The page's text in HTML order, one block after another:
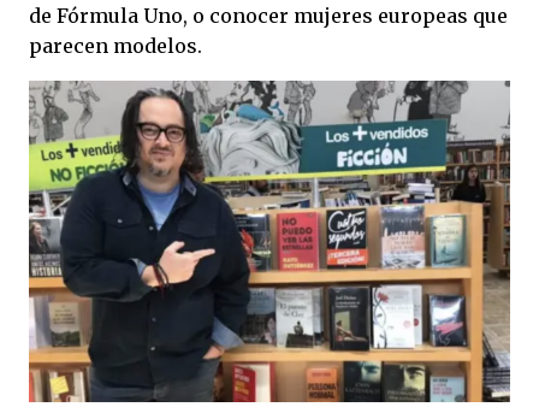
de Fórmula Uno, o conocer mujeres europeas que
parecen modelos.